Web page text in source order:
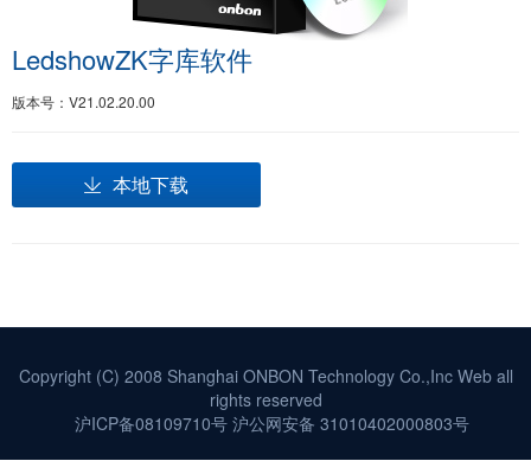
LedshowZK字库软件
版本号：V21.02.20.00
本地下载
Copyright (C) 2008 Shanghai ONBON Technology Co.,Inc Web all
rights reserved
沪ICP备08109710号沪公网安备 31010402000803号